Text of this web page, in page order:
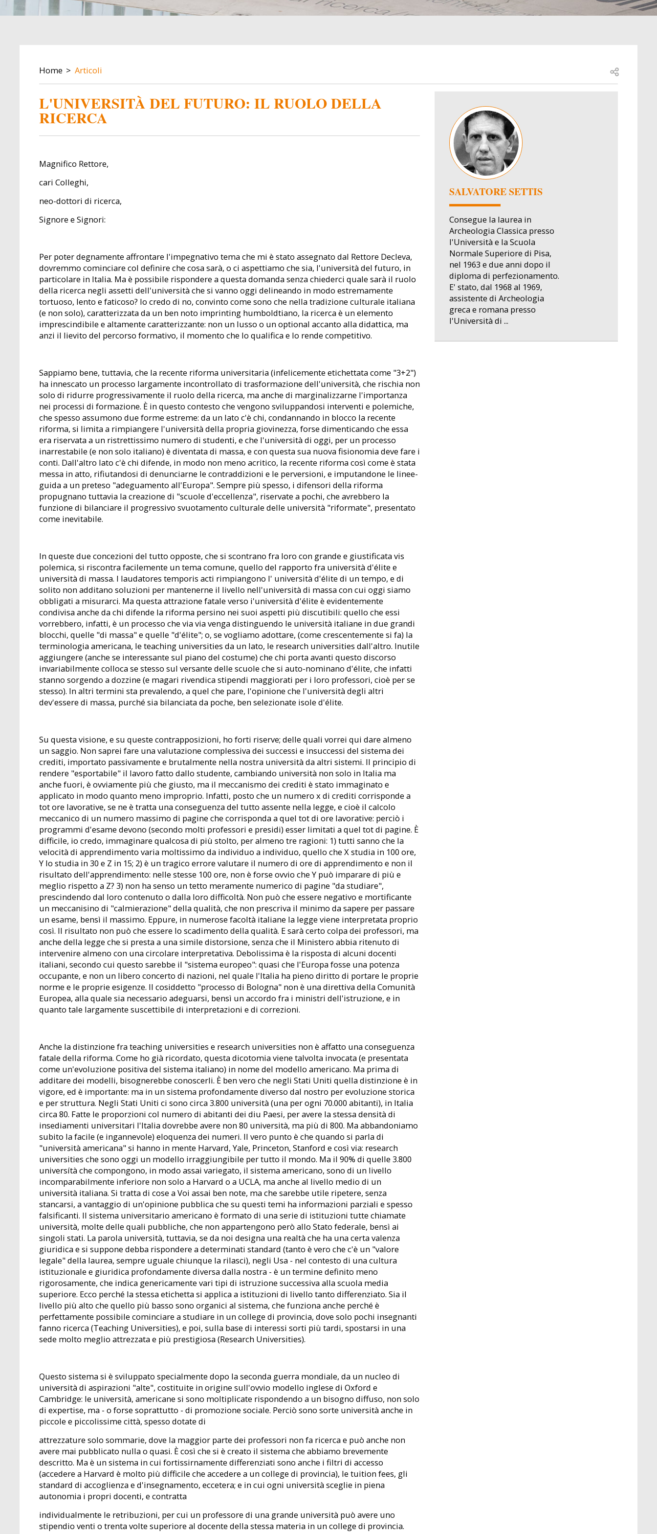
BREADCRUMB
Home Articoli Open share
L'UNIVERSITÀ DEL FUTURO: IL RUOLO DELLA
RICERCA
Magnifico Rettore,
cari Colleghi,
neo-dottori di ricerca,
Signore e Signori:
Per poter degnamente affrontare l'impegnativo tema che mi è stato assegnato dal Rettore Decleva,
dovremmo cominciare col definire che cosa sarà, o ci aspettiamo che sia, l'università del futuro, in
particolare in Italia. Ma è possibile rispondere a questa domanda senza chiederci quale sarà il ruolo
della ricerca negli assetti dell'università che si vanno oggi delineando in modo estremamente
tortuoso, lento e faticoso? lo credo di no, convinto come sono che nella tradizione culturale italiana
(e non solo), caratterizzata da un ben noto imprinting humboldtiano, la ricerca è un elemento
imprescindibile e altamente caratterizzante: non un lusso o un optional accanto alla didattica, ma
anzi il lievito del percorso formativo, il momento che lo qualifica e lo rende competitivo.
Sappiamo bene, tuttavia, che la recente riforma universitaria (infelicemente etichettata come "3+2")
ha innescato un processo largamente incontrollato di trasformazione dell'università, che rischia non
solo di ridurre progressivamente il ruolo della ricerca, ma anche di marginalizzarne l'importanza
nei processi di formazione. È in questo contesto che vengono sviluppandosi interventi e polemiche,
che spesso assumono due forme estreme: da un lato c'è chi, condannando in blocco la recente
riforma, si limita a rimpiangere l'università della propria giovinezza, forse dimenticando che essa
era riservata a un ristrettissimo numero di studenti, e che l'università di oggi, per un processo
inarrestabile (e non solo italiano) è diventata di massa, e con questa sua nuova fisionomia deve fare i
conti. Dall'altro lato c'è chi difende, in modo non meno acritico, la recente riforma così come è stata
messa in atto, rifiutandosi di denunciarne le contraddizioni e le perversioni, e imputandone le linee-
guida a un preteso "adeguamento all'Europa". Sempre più spesso, i difensori della riforma
propugnano tuttavia la creazione di "scuole d'eccellenza", riservate a pochi, che avrebbero la
funzione di bilanciare il progressivo svuotamento culturale delle università "riformate", presentato
come inevitabile.
In queste due concezioni del tutto opposte, che si scontrano fra loro con grande e giustificata vis
polemica, si riscontra facilemente un tema comune, quello del rapporto fra università d'élite e
università di massa. I laudatores temporis acti rimpiangono l' università d'élite di un tempo, e di
solito non additano soluzioni per mantenerne il livello nell'università di massa con cui oggi siamo
obbligati a misurarci. Ma questa attrazione fatale verso i'università d'élite è evidentemente
condivisa anche da chi difende la riforma persino nei suoi aspetti più discutibili: quello che essi
vorrebbero, infatti, è un processo che via via venga distinguendo le università italiane in due grandi
blocchi, quelle "di massa" e quelle "d'élite"; o, se vogliamo adottare, (come crescentemente si fa) la
terminologia americana, le teaching universities da un lato, le research universities dall'altro. Inutile
aggiungere (anche se interessante sul piano del costume) che chi porta avanti questo discorso
invariabilmente colloca se stesso sul versante delle scuole che si auto-nominano d'élite, che infatti
stanno sorgendo a dozzine (e magari rivendica stipendi maggiorati per i loro professori, cioè per se
stesso). In altri termini sta prevalendo, a quel che pare, l'opinione che l'università degli altri
dev'essere di massa, purché sia bilanciata da poche, ben selezionate isole d'élite.
Su questa visione, e su queste contrapposizioni, ho forti riserve; delle quali vorrei qui dare almeno
un saggio. Non saprei fare una valutazione complessiva dei successi e insuccessi del sistema dei
crediti, importato passivamente e brutalmente nella nostra università da altri sistemi. Il principio di
rendere "esportabile" il lavoro fatto dallo studente, cambiando università non solo in Italia ma
anche fuori, è ovviamente più che giusto, ma il meccanismo dei crediti è stato immaginato e
applicato in modo quanto meno improprio. Infatti, posto che un numero x di crediti corrisponde a
tot ore lavorative, se ne è tratta una conseguenza del tutto assente nella legge, e cioè il calcolo
meccanico di un numero massimo di pagine che corrisponda a quel tot di ore lavorative: perciò i
programmi d'esame devono (secondo molti professori e presidi) esser limitati a quel tot di pagine. È
difficile, io credo, immaginare qualcosa di più stolto, per almeno tre ragioni: 1) tutti sanno che la
velocità di apprendimento varia moltissimo da individuo a individuo, quello che X studia in 100 ore,
Y lo studia in 30 e Z in 15; 2) è un tragico errore valutare il numero di ore di apprendimento e non il
risultato dell'apprendimento: nelle stesse 100 ore, non è forse ovvio che Y può imparare di più e
meglio rispetto a Z? 3) non ha senso un tetto meramente numerico di pagine "da studiare",
prescindendo dal loro contenuto o dalla loro difficoltà. Non può che essere negativo e mortificante
un meccanisino di "calmierazione" della qualità, che non prescriva il minimo da sapere per passare
un esame, bensì il massimo. Eppure, in numerose facoltà italiane la legge viene interpretata proprio
così. Il risultato non può che essere lo scadimento della qualità. E sarà certo colpa dei professori, ma
anche della legge che si presta a una simile distorsione, senza che il Ministero abbia ritenuto di
intervenire almeno con una circolare interpretativa. Debolissima è la risposta di alcuni docenti
italiani, secondo cui questo sarebbe il "sistema europeo": quasi che l'Europa fosse una potenza
occupante, e non un libero concerto di nazioni, nel quale l'Italia ha pieno diritto di portare le proprie
norme e le proprie esigenze. Il cosiddetto "processo di Bologna" non è una direttiva della Comunità
Europea, alla quale sia necessario adeguarsi, bensì un accordo fra i ministri dell'istruzione, e in
quanto tale largamente suscettibile di interpretazioni e di correzioni.
Anche la distinzione fra teaching universities e research universities non è affatto una conseguenza
fatale della riforma. Come ho già ricordato, questa dicotomia viene talvolta invocata (e presentata
come un'evoluzione positiva del sistema italiano) in nome del modello americano. Ma prima di
additare dei modelli, bisognerebbe conoscerli. È ben vero che negli Stati Uniti quella distinzione è in
vigore, ed è importante: ma in un sistema profondamente diverso dal nostro per evoluzione storica
e per struttura. Negli Stati Uniti ci sono circa 3.800 università (una per ogni 70.000 abitanti), in Italia
circa 80. Fatte le proporzioni col numero di abitanti dei diu Paesi, per avere la stessa densità di
insediamenti universitari l'Italia dovrebbe avere non 80 università, ma più di 800. Ma abbandoniamo
subito la facile (e ingannevole) eloquenza dei numeri. Il vero punto è che quando si parla di
"università americana" si hanno in mente Harvard, Yale, Princeton, Stanford e così via: research
universities che sono oggi un modello irraggiungibile per tutto il mondo. Ma il 90% di quelle 3.800
universítà che compongono, in modo assai variegato, il sistema americano, sono di un livello
incomparabilmente inferiore non solo a Harvard o a UCLA, ma anche al livello medio di un
università italiana. Si tratta di cose a Voi assai ben note, ma che sarebbe utile ripetere, senza
stancarsi, a vantaggio di un'opinione pubblica che su questi temi ha informazioni parziali e spesso
falsificanti. II sistema universitario americano è formato di una serie di istituzioni tutte chiamate
università, molte delle quali pubbliche, che non appartengono però allo Stato federale, bensì ai
singoli stati. La parola università, tuttavia, se da noi designa una realtà che ha una certa valenza
giuridica e si suppone debba rispondere a determinati standard (tanto è vero che c'è un "valore
legale" della laurea, sempre uguale chiunque la rilasci), negli Usa - nel contesto di una cultura
istituzionale e giuridica profondamente diversa dalla nostra - è un termine definito meno
rigorosamente, che indica genericamente vari tipi di istruzione successiva alla scuola media
superiore. Ecco perché la stessa etichetta si applica a istituzioni di livello tanto differenziato. Sia il
livello più alto che quello più basso sono organici al sistema, che funziona anche perché è
perfettamente possibile cominciare a studiare in un college di provincia, dove solo pochi insegnanti
fanno ricerca (Teaching Universities), e poi, sulla base di interessi sorti più tardi, spostarsi in una
sede molto meglio attrezzata e più prestigiosa (Research Universities).
Questo sistema si è sviluppato specialmente dopo la seconda guerra mondiale, da un nucleo di
università di aspirazioni "alte", costituite in origine sull'ovvio modello inglese di Oxford e
Cambridge: le università, americane si sono moltiplicate rispondendo a un bisogno diffuso, non solo
di expertise, ma - o forse soprattutto - di promozione sociale. Perciò sono sorte università anche in
piccole e piccolissime città, spesso dotate di
attrezzature solo sommarie, dove la maggior parte dei professori non fa ricerca e può anche non
avere mai pubblicato nulla o quasi. È così che si è creato il sistema che abbiamo brevemente
descritto. Ma è un sistema in cui fortissirnamente differenziati sono anche i filtri di accesso
(accedere a Harvard è molto più difficile che accedere a un college di provincia), le tuition fees, gli
standard di accoglienza e d'insegnamento, eccetera; e in cui ogni università sceglie in piena
autonomia i propri docenti, e contratta
individualmente le retribuzioni, per cui un professore di una grande università può avere uno
stipendio venti o trenta volte superiore al docente della stessa materia in un college di provincia.
Image
SALVATORE SETTIS
Consegue la laurea in
Archeologia Classica presso
l'Università e la Scuola
Normale Superiore di Pisa,
nel 1963 e due anni dopo il
diploma di perfezionamento.
E' stato, dal 1968 al 1969,
assistente di Archeologia
greca e romana presso
l'Università di ...